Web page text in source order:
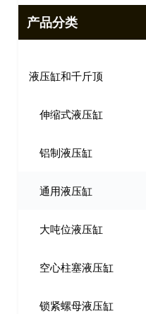
产品分类
液压缸和千斤顶
伸缩式液压缸
铝制液压缸
通用液压缸
大吨位液压缸
空心柱塞液压缸
锁紧螺母液压缸